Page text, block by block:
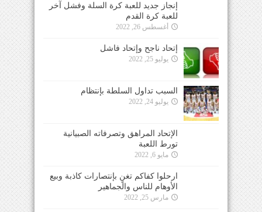
إنجاز جديد للعبة كرة السلة وفشل آخر
للعبة كرة القدم
أغسطس 26, 2022
إتحاد ناجح وإتحاد فاشل
يوليو 25, 2022
السبب تداول السلطة بإنتظام
يوليو 24, 2022
الإتحاد المراهق وتصرفاته الصبيانية
تورط اللعبة
مايو 6, 2022
ارحلوا كفاكم تغنٍ بإنتصارات كاذبة وبيع
الأوهام للناس والجماهير
مارس 25, 2022